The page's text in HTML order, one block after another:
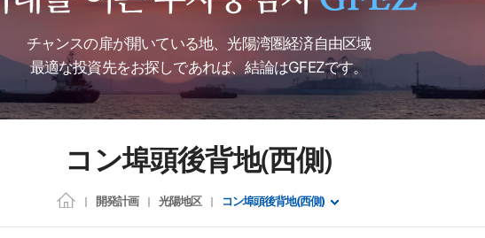
チャンスの扉が開いている地、光陽湾圏経済自由区域
最適な投資先をお探しであれば、結論はGFEZです。
コン埠頭後背地(西側)
開発計画 光陽地区 コン埠頭後背地(西側)